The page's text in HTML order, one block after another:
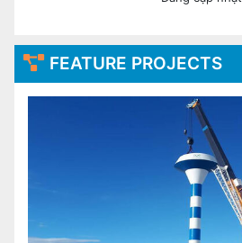
FEATURE PROJECTS